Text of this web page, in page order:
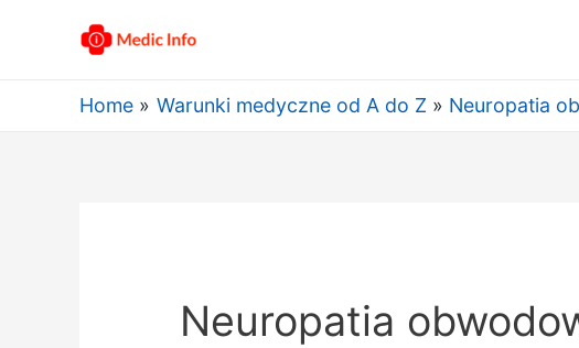
Home Warunki medyczne od A do Z Neuropatia
Neuropatia